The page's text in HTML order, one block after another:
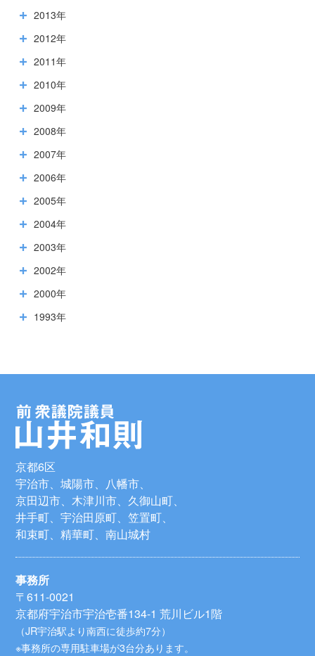
2013年
2012年
2011年
2010年
2009年
2008年
2007年
2006年
2005年
2004年
2003年
2002年
2000年
1993年
京都6区
宇治市、城陽市、八幡市、
京田辺市、木津川市、久御山町、
井手町、宇治田原町、笠置町、
和束町、精華町、南山城村
事務所
〒611-0021
京都府宇治市宇治壱番134-1 荒川ビル1階
（JR宇治駅より南西に徒歩約7分）
※事務所の専用駐車場が3台分あります。